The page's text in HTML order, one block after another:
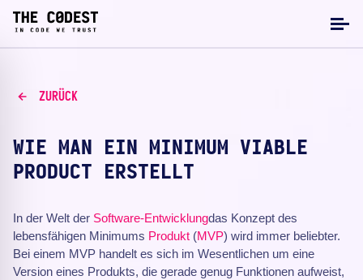
ZURÜCK
WIE MAN EIN MINIMUM VIABLE
PRODUCT ERSTELLT
In der Welt der Software-Entwicklungdas Konzept des
lebensfähigen Minimums Produkt (MVP) wird immer beliebter.
Bei einem MVP handelt es sich im Wesentlichen um eine
Version eines Produkts, die gerade genug Funktionen aufweist,